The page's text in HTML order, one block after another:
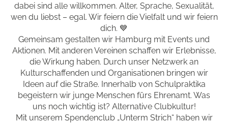
dabei sind alle willkommen. Alter, Sprache, Sexualität,
wen du liebst – egal. Wir feiern die Vielfalt und wir feiern
dich. 💙
Gemeinsam gestalten wir Hamburg mit Events und
Aktionen. Mit anderen Vereinen schaffen wir Erlebnisse,
die Wirkung haben. Durch unser Netzwerk an
Kulturschaffenden und Organisationen bringen wir
Ideen auf die Straße. Innerhalb von Schulpraktika
begeistern wir junge Menschen fürs Ehrenamt. Was
uns noch wichtig ist? Alternative Clubkultur!
Mit unserem Spendenclub „Unterm Strich“ haben wir